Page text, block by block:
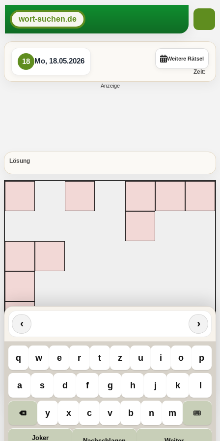
wort-suchen.de
18 Mo, 18.05.2026 Weitere Rätsel
Zeit:
Lösung
‹ ›
q w e r t z u i o p
a s d f g h j k l
y x c v b n m
Joker